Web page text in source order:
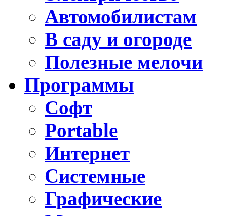
Автомобилистам
В саду и огороде
Полезные мелочи
Программы
Софт
Portable
Интернет
Системные
Графические